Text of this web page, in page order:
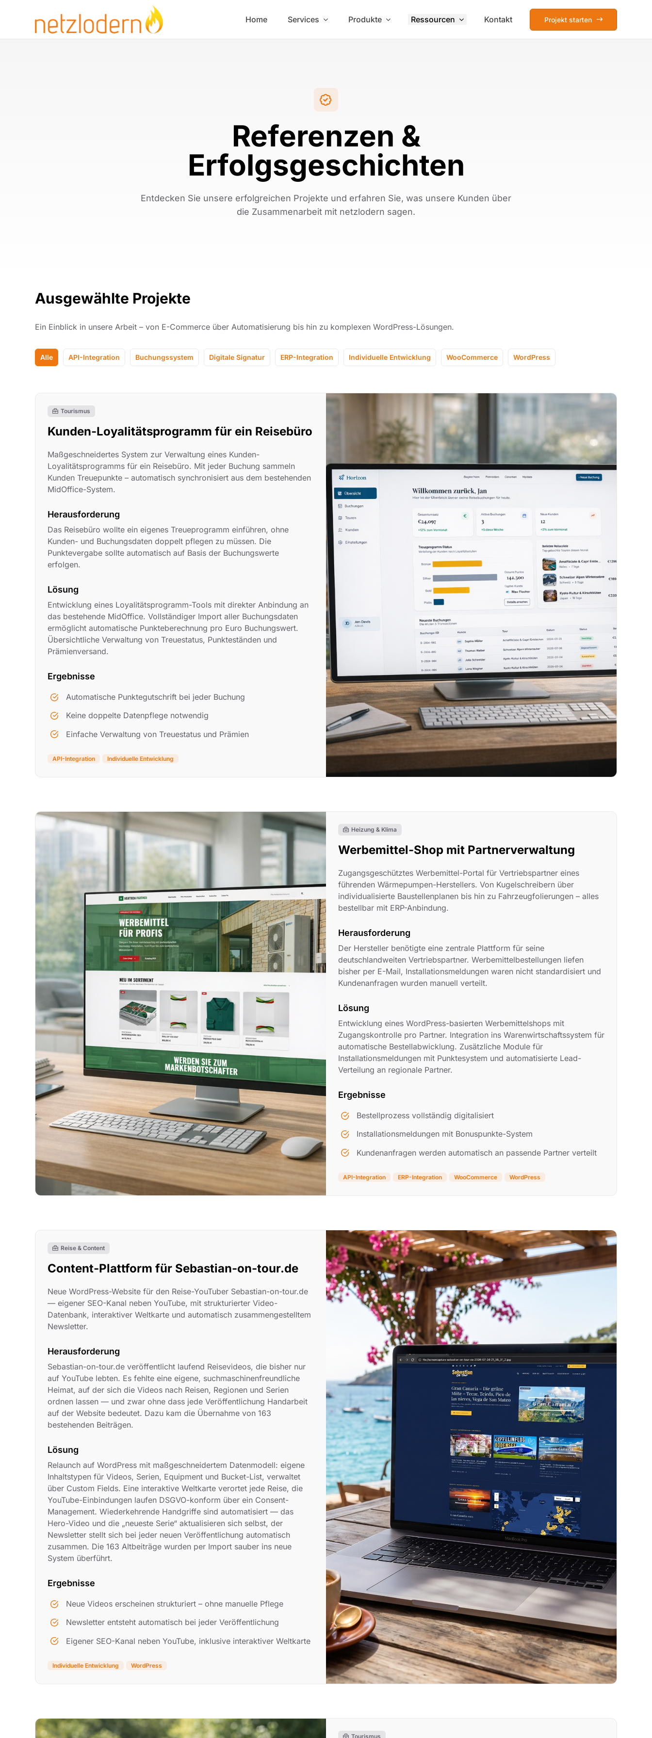
Home Services Produkte Ressourcen Kontakt Projekt starten
Referenzen &
Erfolgsgeschichten
Entdecken Sie unsere erfolgreichen Projekte und erfahren Sie, was unsere Kunden über
die Zusammenarbeit mit netzlodern sagen.
Ausgewählte Projekte
Ein Einblick in unsere Arbeit – von E-Commerce über Automatisierung bis hin zu komplexen WordPress-Lösungen.
Alle API-Integration Buchungssystem Digitale Signatur ERP-Integration Individuelle Entwicklung WooCommerce WordPress
Tourismus
Kunden-Loyalitätsprogramm für ein Reisebüro
Maßgeschneidertes System zur Verwaltung eines Kunden-
Loyalitätsprogramms für ein Reisebüro. Mit jeder Buchung sammeln
Kunden Treuepunkte – automatisch synchronisiert aus dem bestehenden
MidOffice-System.
Herausforderung
Das Reisebüro wollte ein eigenes Treueprogramm einführen, ohne
Kunden- und Buchungsdaten doppelt pflegen zu müssen. Die
Punktevergabe sollte automatisch auf Basis der Buchungswerte
erfolgen.
Lösung
Entwicklung eines Loyalitätsprogramm-Tools mit direkter Anbindung an
das bestehende MidOffice. Vollständiger Import aller Buchungsdaten
ermöglicht automatische Punkteberechnung pro Euro Buchungswert.
Übersichtliche Verwaltung von Treuestatus, Punkteständen und
Prämienversand.
Ergebnisse
Automatische Punktegutschrift bei jeder Buchung
Keine doppelte Datenpflege notwendig
Einfache Verwaltung von Treuestatus und Prämien
API-Integration Individuelle Entwicklung
Heizung & Klima
Werbemittel-Shop mit Partnerverwaltung
Zugangsgeschütztes Werbemittel-Portal für Vertriebspartner eines
führenden Wärmepumpen-Herstellers. Von Kugelschreibern über
individualisierte Baustellenplanen bis hin zu Fahrzeugfolierungen – alles
bestellbar mit ERP-Anbindung.
Herausforderung
Der Hersteller benötigte eine zentrale Plattform für seine
deutschlandweiten Vertriebspartner. Werbemittelbestellungen liefen
bisher per E-Mail, Installationsmeldungen waren nicht standardisiert und
Kundenanfragen wurden manuell verteilt.
Lösung
Entwicklung eines WordPress-basierten Werbemittelshops mit
Zugangskontrolle pro Partner. Integration ins Warenwirtschaftssystem für
automatische Bestellabwicklung. Zusätzliche Module für
Installationsmeldungen mit Punktesystem und automatisierte Lead-
Verteilung an regionale Partner.
Ergebnisse
Bestellprozess vollständig digitalisiert
Installationsmeldungen mit Bonuspunkte-System
Kundenanfragen werden automatisch an passende Partner verteilt
API-Integration ERP-Integration WooCommerce WordPress
Reise & Content
Content-Plattform für Sebastian-on-tour.de
Neue WordPress-Website für den Reise-YouTuber Sebastian-on-tour.de
— eigener SEO-Kanal neben YouTube, mit strukturierter Video-
Datenbank, interaktiver Weltkarte und automatisch zusammengestelltem
Newsletter.
Herausforderung
Sebastian-on-tour.de veröffentlicht laufend Reisevideos, die bisher nur
auf YouTube lebten. Es fehlte eine eigene, suchmaschinenfreundliche
Heimat, auf der sich die Videos nach Reisen, Regionen und Serien
ordnen lassen — und zwar ohne dass jede Veröffentlichung Handarbeit
auf der Website bedeutet. Dazu kam die Übernahme von 163
bestehenden Beiträgen.
Lösung
Relaunch auf WordPress mit maßgeschneidertem Datenmodell: eigene
Inhaltstypen für Videos, Serien, Equipment und Bucket-List, verwaltet
über Custom Fields. Eine interaktive Weltkarte verortet jede Reise, die
YouTube-Einbindungen laufen DSGVO-konform über ein Consent-
Management. Wiederkehrende Handgriffe sind automatisiert — das
Hero-Video und die „neueste Serie“ aktualisieren sich selbst, der
Newsletter stellt sich bei jeder neuen Veröffentlichung automatisch
zusammen. Die 163 Altbeiträge wurden per Import sauber ins neue
System überführt.
Ergebnisse
Neue Videos erscheinen strukturiert – ohne manuelle Pflege
Newsletter entsteht automatisch bei jeder Veröffentlichung
Eigener SEO-Kanal neben YouTube, inklusive interaktiver Weltkarte
Individuelle Entwicklung WordPress
Tourismus